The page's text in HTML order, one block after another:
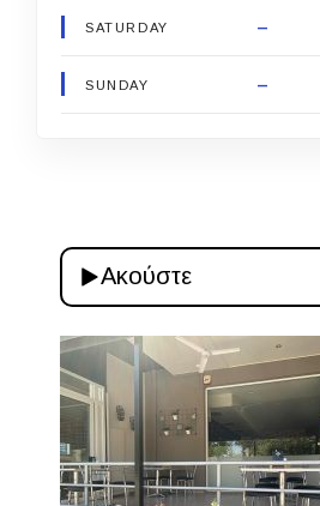
SATURDAY –
SUNDAY –
Ακούστε